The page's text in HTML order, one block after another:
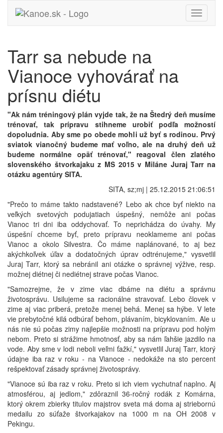
Toggle
Tarr sa nebude na
Vianoce vyhovárať na
prísnu diétu
"Ak nám tréningový plán vyjde tak, že na Štedrý deň musíme
trénovať, tak prípravu stihneme urobiť podľa možností
dopoludnia. Aby sme po obede mohli už byť s rodinou. Prvý
sviatok vianočný budeme mať voľno, ale na druhý deň už
budeme normálne opäť trénovať," reagoval člen zlatého
slovenského štvorkajaku z MS 2015 v Miláne Juraj Tarr na
otázku agentúry SITA.
SITA, sz;mj | 25.12.2015 21:06:51
"Prečo to máme takto nadstavené? Lebo ak chce byť niekto na
veľkých svetových podujatiach úspešný, nemôže ani počas
Vianoc tri dni iba oddychovať. To neprichádza do úvahy. My
úspešní chceme byť, preto prípravu neoklameme ani počas
Vianoc a okolo Silvestra. Čo máme naplánované, to aj bez
akýchkoľvek úľav a dodatočných úprav odtrénujeme," vysvetlil
Juraj Tarr, ktorý sa nebránil ani otázke o správnej výžive, resp.
možnej diétnej či nediétnej strave počas Vianoc.
"Samozrejme, že v zime viac dbáme na diétu a správnu
životosprávu. Usilujeme sa racionálne stravovať. Lebo človek v
zime aj viac priberá, pretože menej behá. Menej sa hýbe. V lete
vie prebytočné kilá odbúrať behom, plávaním, bicyklovaním. Ale u
nás nie sú počas zimy najlepšie možnosti na prípravu pod holým
nebom. Preto si strážime hmotnosť, aby sa nám ľahšie jazdilo na
vode. Aby sme v lodi neboli veľmi ťažkí," vysvetlil Juraj Tarr, ktorý
údajne iba raz v roku - na Vianoce - nedokáže na sto percent
rešpektovať zásady správnej životosprávy.
"Vianoce sú iba raz v roku. Preto si ich viem vychutnať naplno. Aj
atmosférou, aj jedlom," zdôraznil 36-ročný rodák z Komárna,
ktorý okrem zbierky titulov majstrov sveta má doma aj striebornú
medailu zo súťaže štvorkajakov na 1000 m na OH 2008 v
Pekingu.